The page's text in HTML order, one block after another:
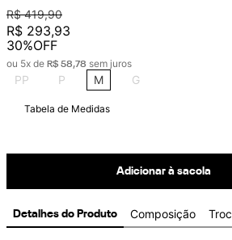
R$ 419,90
R$ 293,93
30%OFF
ou 5x de R$ 58,78 sem juros
PP P M G
Tabela de Medidas
Adicionar à sacola
Detalhes do Produto Composição